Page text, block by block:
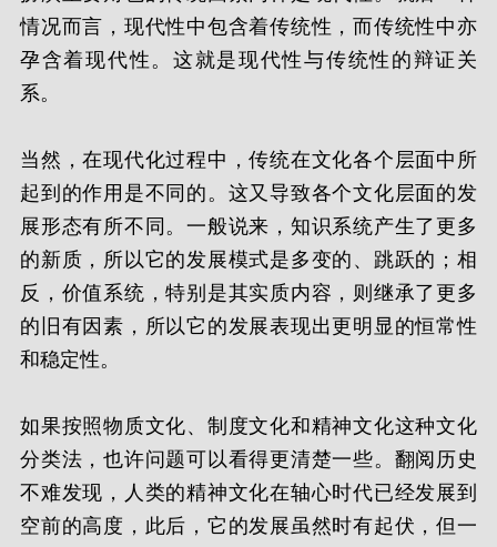
情况而言，现代性中包含着传统性，而传统性中亦
孕含着现代性。这就是现代性与传统性的辩证关
系。
当然，在现代化过程中，传统在文化各个层面中所
起到的作用是不同的。这又导致各个文化层面的发
展形态有所不同。一般说来，知识系统产生了更多
的新质，所以它的发展模式是多变的、跳跃的；相
反，价值系统，特别是其实质内容，则继承了更多
的旧有因素，所以它的发展表现出更明显的恒常性
和稳定性。
如果按照物质文化、制度文化和精神文化这种文化
分类法，也许问题可以看得更清楚一些。翻阅历史
不难发现，人类的精神文化在轴心时代已经发展到
空前的高度，此后，它的发展虽然时有起伏，但一